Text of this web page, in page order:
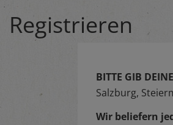
Registrieren
BITTE GIB
Salzburg,
Wir beliefern